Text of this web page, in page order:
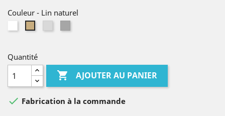
Couleur - Lin naturel
Quantité
 AJOUTER AU PANIER
 Fabrication à la commande